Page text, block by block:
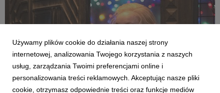
Używamy plików cookie do działania naszej strony
internetowej, analizowania Twojego korzystania z naszych
usług, zarządzania Twoimi preferencjami online i
personalizowania treści reklamowych. Akceptując nasze pliki
cookie, otrzymasz odpowiednie treści oraz funkcje mediów